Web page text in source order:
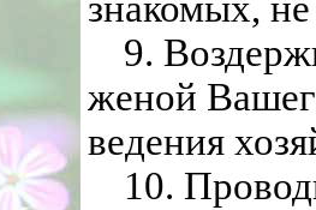
знакомых,
9.
женой
ведения
10.